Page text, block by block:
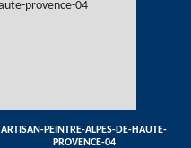
ARTISAN-PEINTRE-ALPES-DE-HAUTE-
PROVENCE-04